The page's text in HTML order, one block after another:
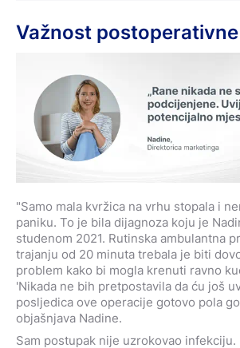
Važnost
"Samo mala kvržica na vrhu stopala i
paniku. To je bila dijagnoza koju je
studenom 2021. Rutinska ambulantna
trajanju od 20 minuta trebala je biti
problem kako bi mogla krenuti ravno
'Nikada ne bih pretpostavila da ću još
posljedica ove operacije gotovo pola
objašnjava Nadine.
Sam postupak nije uzrokovao infekciju.